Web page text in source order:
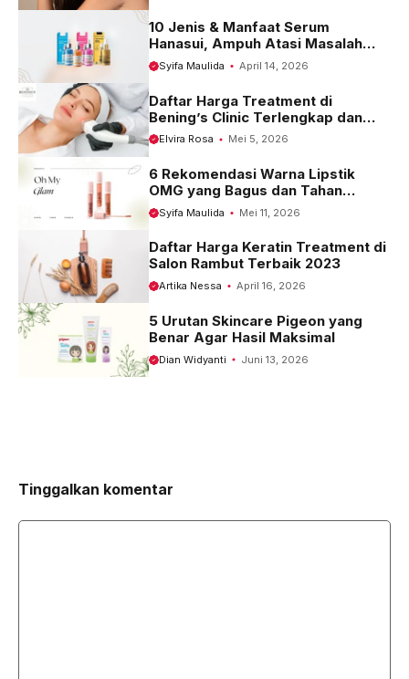
10 Jenis & Manfaat Serum
Hanasui, Ampuh Atasi Masalah
Kulit
Syifa Maulida April 14, 2026
Daftar Harga Treatment di
Bening’s Clinic Terlengkap dan
Terbaru 2023
Elvira Rosa Mei 5, 2026
6 Rekomendasi Warna Lipstik
OMG yang Bagus dan Tahan
Seharian
Syifa Maulida Mei 11, 2026
Daftar Harga Keratin Treatment di
Salon Rambut Terbaik 2023
Artika Nessa April 16, 2026
5 Urutan Skincare Pigeon yang
Benar Agar Hasil Maksimal
Dian Widyanti Juni 13, 2026
Tinggalkan komentar